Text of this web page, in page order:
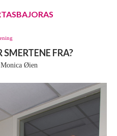
FRA?
Monica Øien